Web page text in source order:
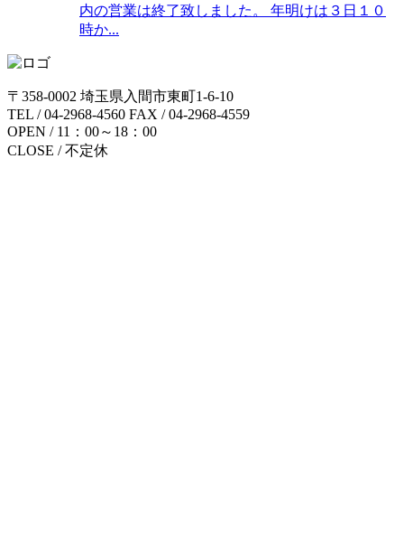
内の営業は終了致しました。 年明けは３日１０
時か...
〒358-0002 埼玉県入間市東町1-6-10
TEL / 04-2968-4560 FAX / 04-2968-4559
OPEN / 11：00～18：00
CLOSE / 不定休